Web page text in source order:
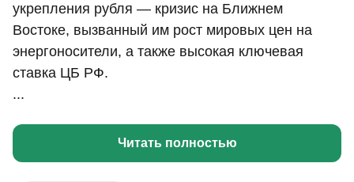
укрепления рубля — кризис на Ближнем
Востоке, вызванный им рост мировых цен на
энергоносители, а также высокая ключевая
ставка ЦБ РФ.
...
Читать полностью